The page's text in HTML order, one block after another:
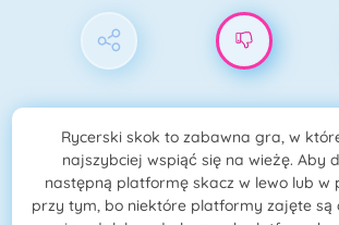
Rycerski skok to zabawna gra, w
najszybciej wspiąć się na wieżę. Aby
następną platformę skacz w lewo lub w
przy tym, bo niektóre platformy zajęte są